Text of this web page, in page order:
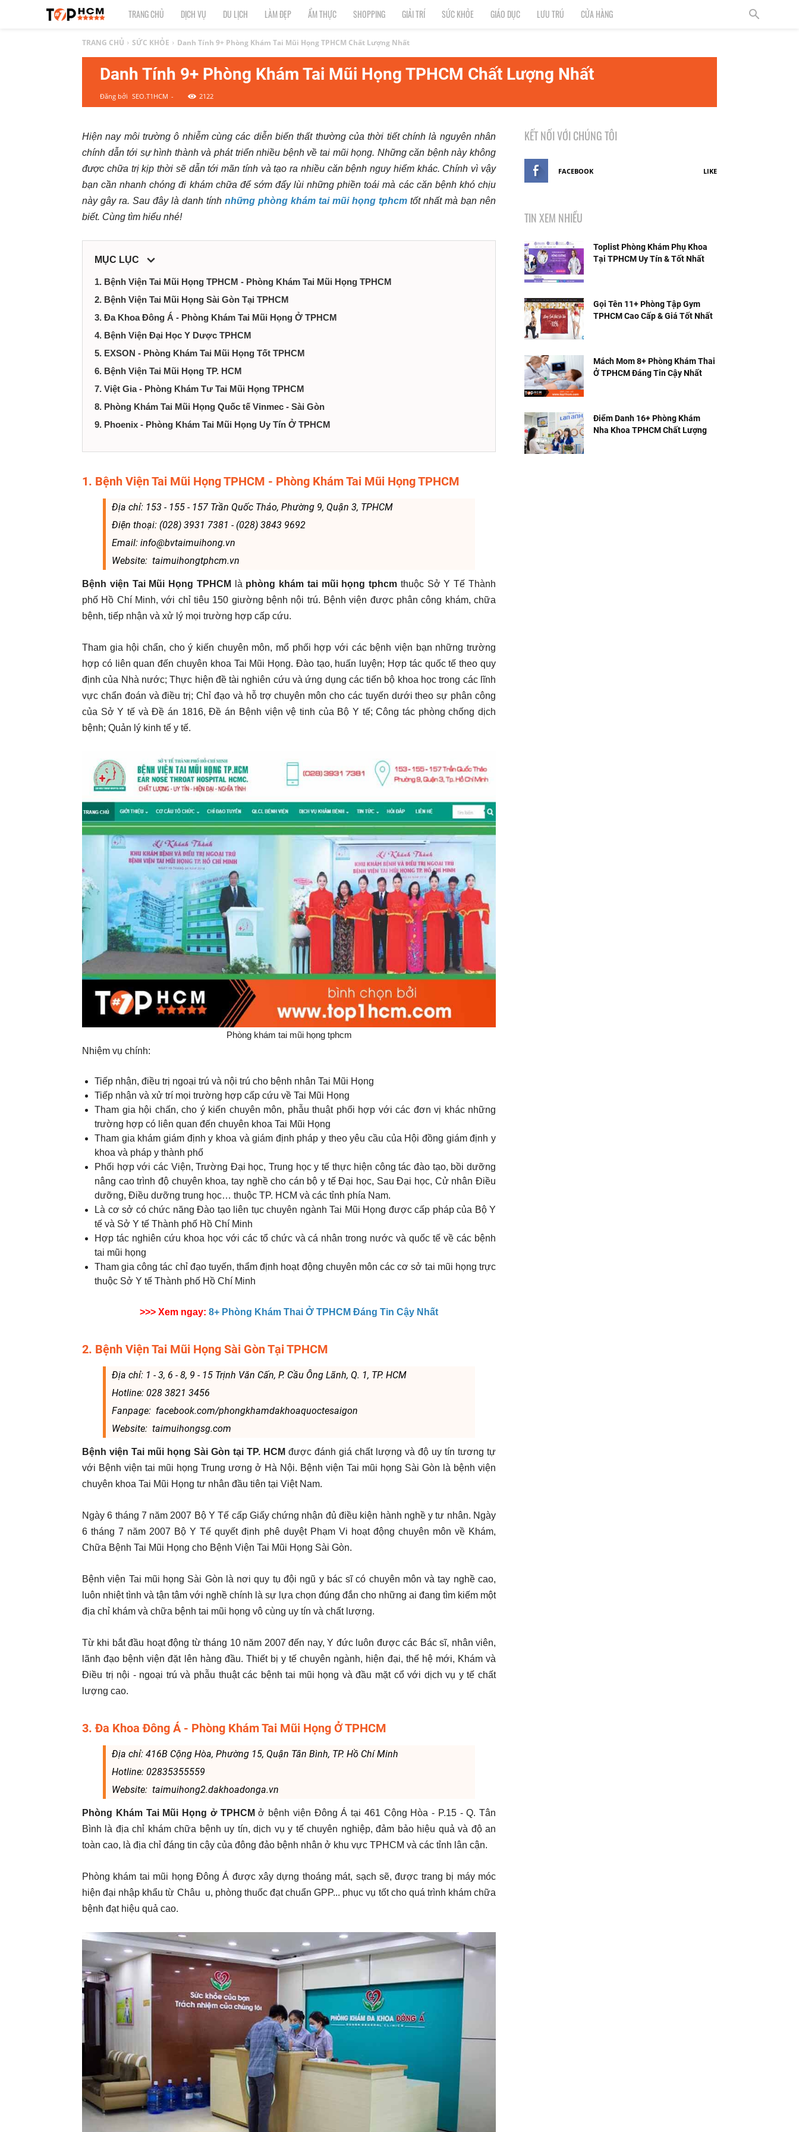
TOP
1
HCM
|
địa
điểm,
dịch
vụ
Thành
Hồ
Chí
Minh
TRANG CHỦ DỊCH VỤ DU LỊCH LÀM ĐẸP ẨM THỰC SHOPPING GIẢI TRÍ SỨC KHỎE GIÁO DỤC LƯU TRÚ CỬA HÀNG
TRANG CHỦ SỨC KHỎE Danh Tính 9+ Phòng Khám Tai Mũi Họng TPHCM Chất Lượng Nhất
Danh Tính 9+ Phòng Khám Tai Mũi Họng TPHCM Chất Lượng Nhất
Đăng bởi SEO.T1HCM - 2122
Hiện nay môi trường ô nhiễm cùng các diễn biến thất thường của thời tiết chính là nguyên nhân
chính dẫn tới sự hình thành và phát triển nhiều bệnh về tai mũi họng. Những căn bệnh này không
được chữa trị kịp thời sẽ dẫn tới mãn tính và tạo ra nhiều căn bệnh nguy hiểm khác. Chính vì vậy
bạn cần nhanh chóng đi khám chữa để sớm đẩy lùi những phiền toái mà các căn bệnh khó chịu
này gây ra. Sau đây là danh tính những phòng khám tai mũi họng tphcm tốt nhất mà bạn nên
biết. Cùng tìm hiểu nhé!
MỤC LỤC
1. Bệnh Viện Tai Mũi Họng TPHCM - Phòng Khám Tai Mũi Họng TPHCM
2. Bệnh Viện Tai Mũi Họng Sài Gòn Tại TPHCM
3. Đa Khoa Đông Á - Phòng Khám Tai Mũi Họng Ở TPHCM
4. Bệnh Viện Đại Học Y Dược TPHCM
5. EXSON - Phòng Khám Tai Mũi Họng Tốt TPHCM
6. Bệnh Viện Tai Mũi Họng TP. HCM
7. Việt Gia - Phòng Khám Tư Tai Mũi Họng TPHCM
8. Phòng Khám Tai Mũi Họng Quốc tế Vinmec - Sài Gòn
9. Phoenix - Phòng Khám Tai Mũi Họng Uy Tín Ở TPHCM
1. Bệnh Viện Tai Mũi Họng TPHCM - Phòng Khám Tai Mũi Họng TPHCM
Địa chỉ: 153 - 155 - 157 Trần Quốc Thảo, Phường 9, Quận 3, TPHCM
Điện thoại: (028) 3931 7381 - (028) 3843 9692
Email: info@bvtaimuihong.vn
Website: taimuihongtphcm.vn
Bệnh viện Tai Mũi Họng TPHCM là phòng khám tai mũi họng tphcm thuộc Sở Y Tế Thành
phố Hồ Chí Minh, với chỉ tiêu 150 giường bệnh nội trú. Bệnh viện được phân công khám, chữa
bệnh, tiếp nhận và xử lý mọi trường hợp cấp cứu.
Tham gia hội chẩn, cho ý kiến chuyên môn, mổ phối hợp với các bệnh viện bạn những trường
hợp có liên quan đến chuyên khoa Tai Mũi Họng. Đào tạo, huấn luyện; Hợp tác quốc tế theo quy
định của Nhà nước; Thực hiện đề tài nghiên cứu và ứng dụng các tiến bộ khoa học trong các lĩnh
vực chẩn đoán và điều trị; Chỉ đạo và hỗ trợ chuyên môn cho các tuyến dưới theo sự phân công
của Sở Y tế và Đề án 1816, Đề án Bệnh viện vệ tinh của Bộ Y tế; Công tác phòng chống dịch
bệnh; Quản lý kinh tế y tế.
Phòng khám tai mũi họng tphcm
Nhiệm vụ chính:
Tiếp nhận, điều trị ngoại trú và nội trú cho bệnh nhân Tai Mũi Họng
Tiếp nhận và xử trí mọi trường hợp cấp cứu về Tai Mũi Họng
Tham gia hội chấn, cho ý kiến chuyên môn, phẫu thuật phối hợp với các đơn vị khác những
trường hợp có liên quan đến chuyên khoa Tai Mũi Họng
Tham gia khám giám định y khoa và giám định pháp y theo yêu cầu của Hội đồng giám định y
khoa và pháp y thành phố
Phối hợp với các Viện, Trường Đại học, Trung học y tế thực hiện công tác đào tạo, bồi dưỡng
nâng cao trình độ chuyên khoa, tay nghề cho cán bộ y tế Đại học, Sau Đại học, Cử nhân Điều
dưỡng, Điều dưỡng trung học… thuộc TP. HCM và các tỉnh phía Nam.
Là cơ sở có chức năng Đào tạo liên tục chuyên ngành Tai Mũi Họng được cấp pháp của Bộ Y
tế và Sở Y tế Thành phố Hồ Chí Minh
Hợp tác nghiên cứu khoa học với các tổ chức và cá nhân trong nước và quốc tế về các bệnh
tai mũi họng
Tham gia công tác chỉ đạo tuyến, thẩm định hoạt động chuyên môn các cơ sở tai mũi họng trực
thuộc Sở Y tế Thành phố Hồ Chí Minh
>>> Xem ngay: 8+ Phòng Khám Thai Ở TPHCM Đáng Tin Cậy Nhất
2. Bệnh Viện Tai Mũi Họng Sài Gòn Tại TPHCM
Địa chỉ: 1 - 3, 6 - 8, 9 - 15 Trịnh Văn Cấn, P. Cầu Ông Lãnh, Q. 1, TP. HCM
Hotline: 028 3821 3456
Fanpage: facebook.com/phongkhamdakhoaquoctesaigon
Website: taimuihongsg.com
Bệnh viện Tai mũi họng Sài Gòn tại TP. HCM được đánh giá chất lượng và độ uy tín tương tự
với Bệnh viện tai mũi họng Trung ương ở Hà Nội. Bệnh viện Tai mũi họng Sài Gòn là bệnh viện
chuyên khoa Tai Mũi Họng tư nhân đầu tiên tại Việt Nam.
Ngày 6 tháng 7 năm 2007 Bộ Y Tế cấp Giấy chứng nhận đủ điều kiện hành nghề y tư nhân. Ngày
6 tháng 7 năm 2007 Bộ Y Tế quyết định phê duyệt Phạm Vi hoạt động chuyên môn về Khám,
Chữa Bệnh Tai Mũi Họng cho Bệnh Viện Tai Mũi Họng Sài Gòn.
Bệnh viện Tai mũi họng Sài Gòn là nơi quy tụ đội ngũ y bác sĩ có chuyên môn và tay nghề cao,
luôn nhiệt tình và tận tâm với nghề chính là sự lựa chọn đúng đắn cho những ai đang tìm kiếm một
địa chỉ khám và chữa bệnh tai mũi họng vô cùng uy tín và chất lượng.
Từ khi bắt đầu hoạt động từ tháng 10 năm 2007 đến nay, Y đức luôn được các Bác sĩ, nhân viên,
lãnh đạo bệnh viện đặt lên hàng đầu. Thiết bị y tế chuyên ngành, hiện đại, thế hệ mới, Khám và
Điều trị nội - ngoại trú và phẫu thuật các bệnh tai mũi họng và đầu mặt cổ với dịch vụ y tế chất
lượng cao.
3. Đa Khoa Đông Á - Phòng Khám Tai Mũi Họng Ở TPHCM
Địa chỉ: 416B Cộng Hòa, Phường 15, Quận Tân Bình, TP. Hồ Chí Minh
Hotline: 02835355559
Website: taimuihong2.dakhoadonga.vn
Phòng Khám Tai Mũi Họng ở TPHCMở bệnh viện Đông Á tại 461 Cộng Hòa - P.15 - Q. Tân
Bình là địa chỉ khám chữa bệnh uy tín, dịch vụ y tế chuyên nghiệp, đảm bảo hiệu quả và độ an
toàn cao, là địa chỉ đáng tin cậy của đông đảo bệnh nhân ở khu vực TPHCM và các tỉnh lân cận.
Phòng khám tai mũi họng Đông Á được xây dựng thoáng mát, sạch sẽ, được trang bị máy móc
hiện đại nhập khẩu từ Châu u, phòng thuốc đạt chuẩn GPP... phục vụ tốt cho quá trình khám chữa
bệnh đạt hiệu quả cao.
KẾT NỐI VỚI CHÚNG TÔI
FACEBOOK LIKE
TIN XEM NHIỀU
Toplist Phòng Khám Phụ Khoa
Tại TPHCM Uy Tín & Tốt Nhất
Gọi Tên 11+ Phòng Tập Gym
TPHCM Cao Cấp & Giá Tốt Nhất
Mách Mom 8+ Phòng Khám Thai
Ở TPHCM Đáng Tin Cậy Nhất
Điểm Danh 16+ Phòng Khám
Nha Khoa TPHCM Chất Lượng